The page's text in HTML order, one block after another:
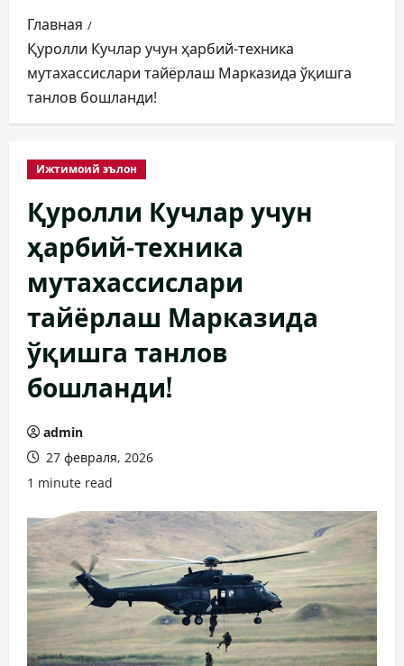
Главная
Қуролли Кучлар учун ҳарбий-техника
мутахассислари тайёрлаш Марказида ўқишга
танлов бошланди!
Ижтимоий эълон
Қуролли Кучлар учун
ҳарбий-техника
мутахассислари
тайёрлаш Марказида
ўқишга танлов
бошланди!
admin
27 февраля, 2026
1 minute read